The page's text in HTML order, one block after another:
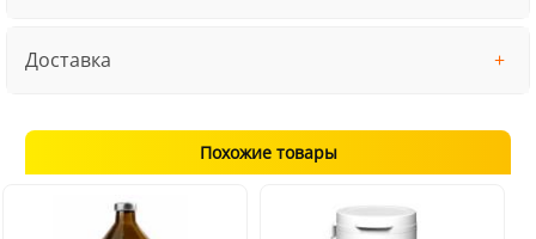
Доставка
Похожие товары